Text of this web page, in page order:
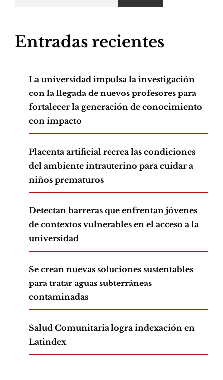
Entradas recientes
La universidad impulsa la investigación
con la llegada de nuevos profesores para
fortalecer la generación de conocimiento
con impacto
Placenta artificial recrea las condiciones
del ambiente intrauterino para cuidar a
niños prematuros
Detectan barreras que enfrentan jóvenes
de contextos vulnerables en el acceso a la
universidad
Se crean nuevas soluciones sustentables
para tratar aguas subterráneas
contaminadas
Salud Comunitaria logra indexación en
Latindex